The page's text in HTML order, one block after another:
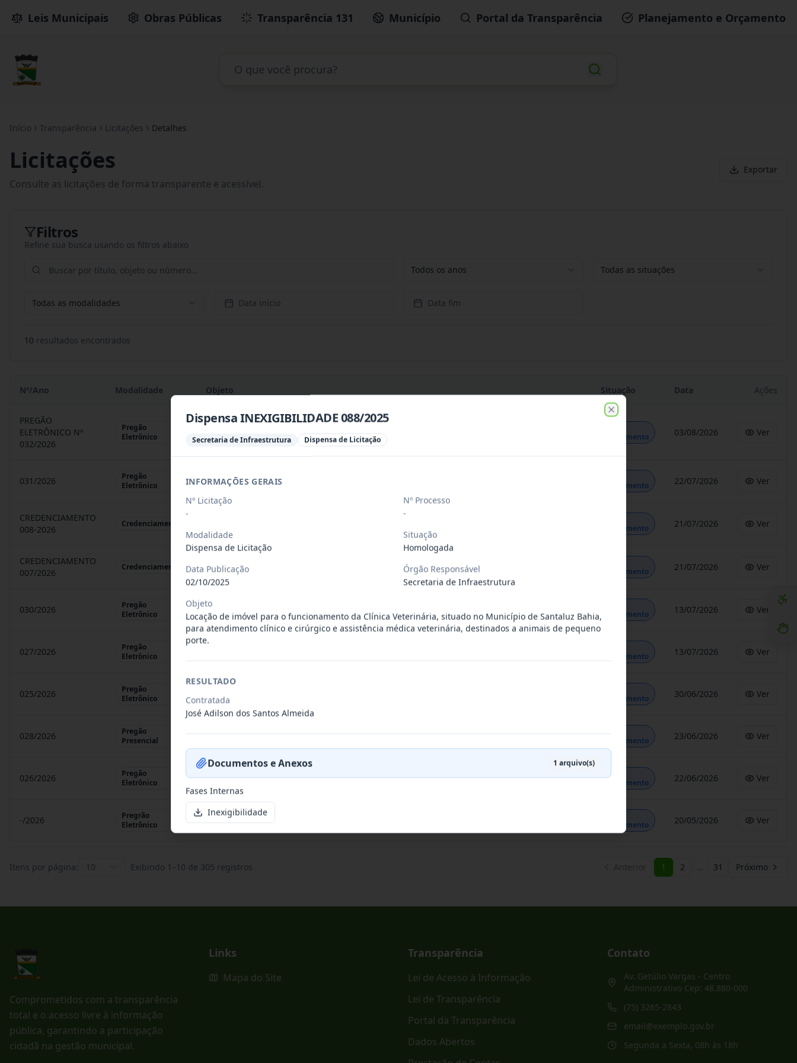
Leis Municipais Obras Públicas Transparência 131 Município Portal da Transparência Planejamento e Orçamento
Início Transparência Licitações Detalhes
Licitações
Consulte as licitações de forma transparente e acessível.
Exportar
Filtros
Refine sua busca usando os filtros abaixo
Todos os anos Todas as situações
Todas as modalidades Data início Data fim
10 resultados encontrados
Nº/Ano Modalidade Objeto Situação Data Ações
PREGÃO
ELETRÔNICO Nº
032/2026
Pregão
Eletrônico
REGISTRO DE PREÇOS PARA CONTRATAÇÃO DE EMPRESA PARA PRESTAÇÃ
Andamento
03/08/2026 Ver
031/2026
Pregão
Eletrônico
REGISTRO DE PREÇOS PARA AQUISIÇÃO DE PRODUTOS VETERINÁRIOS P
Andamento
22/07/2026 Ver
CREDENCIAMENTO
008-2026
Credenciamento
Andamento
21/07/2026 Ver
CREDENCIAMENTO
007/2026
Credenciamento CHAMAMENTO PÚBLICO PARA FINS DE CREDENCIAMENTO DE PESSOA JUR
Andamento
21/07/2026 Ver
030/2026
Pregão
Eletrônico
REGISTRO DE PREÇOS PARA FUTURA E EVENTUAL CONTRATAÇÃO DE EMP
Andamento
13/07/2026 Ver
027/2026
Pregão
Eletrônico
Andamento
13/07/2026 Ver
025/2026
Pregão
Eletrônico
REGISTRO DE PREÇO PARA A CONTRATAÇÃO DE EMPRESA PARA LOCAÇÃO
Andamento
30/06/2026 Ver
028/2026
Pregão
Presencial
Andamento
23/06/2026 Ver
026/2026
Pregão
Eletrônico
REGISTRO DE PREÇOS PARA FUTURO E EVENTUAL FORNECIMENTO DE GA...
Em
Andamento
22/06/2026 Ver
-/2026
Pregrão
Eletrônico
Pregrão Eletrônico PREGÃO ELETRÔNICO - SRP Nº 023/2026.
Andamento
20/05/2026 Ver
Itens por página: 10 Exibindo 1 –10 de 305 registros 1 2 … 31 Próximo
Comprometidos com a transparência
total e o acesso livre à informação
pública, garantindo a participação
cidadã na gestão municipal.
Links
Mapa do Site
Transparência
Lei de Acesso à Informação
Lei de Transparência
Portal da Transparência
Dados Abertos
Contato
Av. Getúlio Vargas - Centro
Administrativo Cep: 48.880-000
(75) 3265-2843
email@exemplo.gov.br
Segunda a Sexta, 08h às 18h
Dispensa INEXIGIBILIDADE 088/2025
Secretaria de Infraestrutura Dispensa de Licitação
INFORMAÇÕES GERAIS
Nº Licitação
-
Nº Processo
-
Modalidade
Dispensa de Licitação
Situação
Homologada
Data Publicação
02/10/2025
Órgão Responsável
Secretaria de Infraestrutura
Objeto
Locação de imóvel para o funcionamento da Clínica Veterinária, situado no Município de Santaluz Bahia,
para atendimento clínico e cirúrgico e assistência médica veterinária, destinados a animais de pequeno
porte.
RESULTADO
Contratada
José Adilson dos Santos Almeida
Documentos e Anexos 1 arquivo(s)
Fases Internas
Inexigibilidade
Close